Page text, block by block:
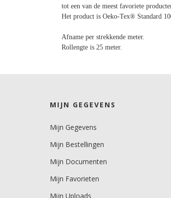
tot een van de meest favoriete
Het product is Oeko-Tex® Standard
Afname per strekkende meter.
Rollengte is 25 meter.
MIJN GEGEVENS
Mijn Gegevens
Mijn Bestellingen
Mijn Documenten
Mijn Favorieten
Mijn Uploads